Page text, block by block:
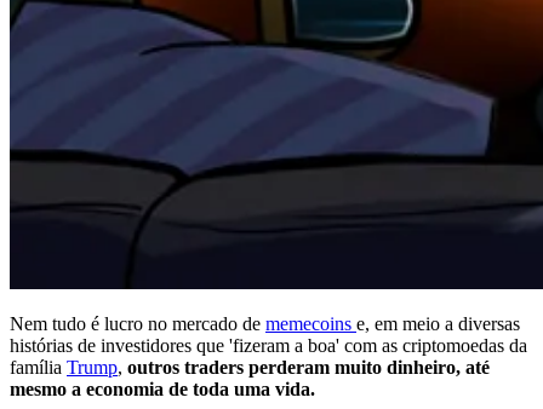
Nem tudo é lucro no mercado de memecoins e, em meio a diversas
histórias de investidores que 'fizeram a boa' com as criptomoedas da
família Trump, outros traders perderam muito dinheiro, até
mesmo a economia de toda uma vida.